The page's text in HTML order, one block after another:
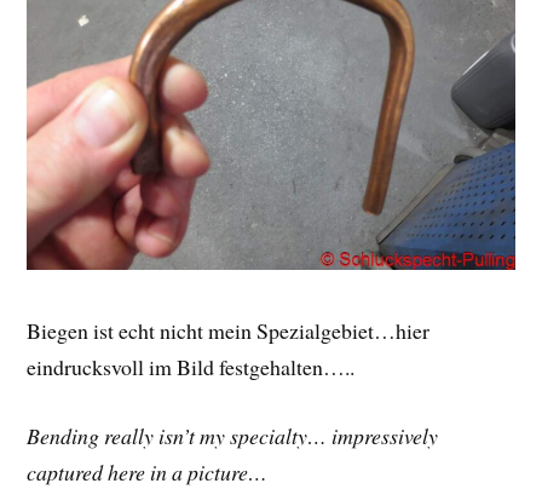
Biegen ist echt nicht mein Spezialgebiet…hier
eindrucksvoll im Bild festgehalten…..
Bending really isn’t my specialty… impressively
captured here in a picture…